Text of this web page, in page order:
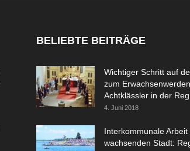
BELIEBTE BEITRÄGE
Wichtiger Schritt auf
zum
Achtklässler in der
4. Juni 2018
Interkommunale Arbeit
wachsenden Stadt: